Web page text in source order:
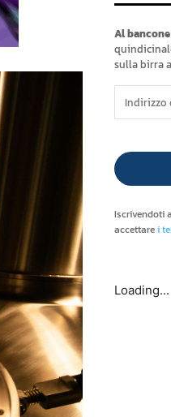
Al bancone
sulla birra
Iscrivendoti
accettarei
Loading...